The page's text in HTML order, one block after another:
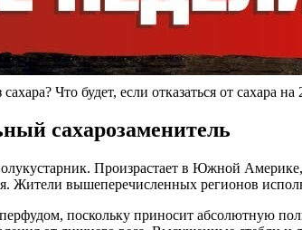
Что будет, если отказаться от сахара на
сахарозаменитель
Произрастает в Южной
Жители вышеперечисленных регионов
поскольку приносит абсолютную